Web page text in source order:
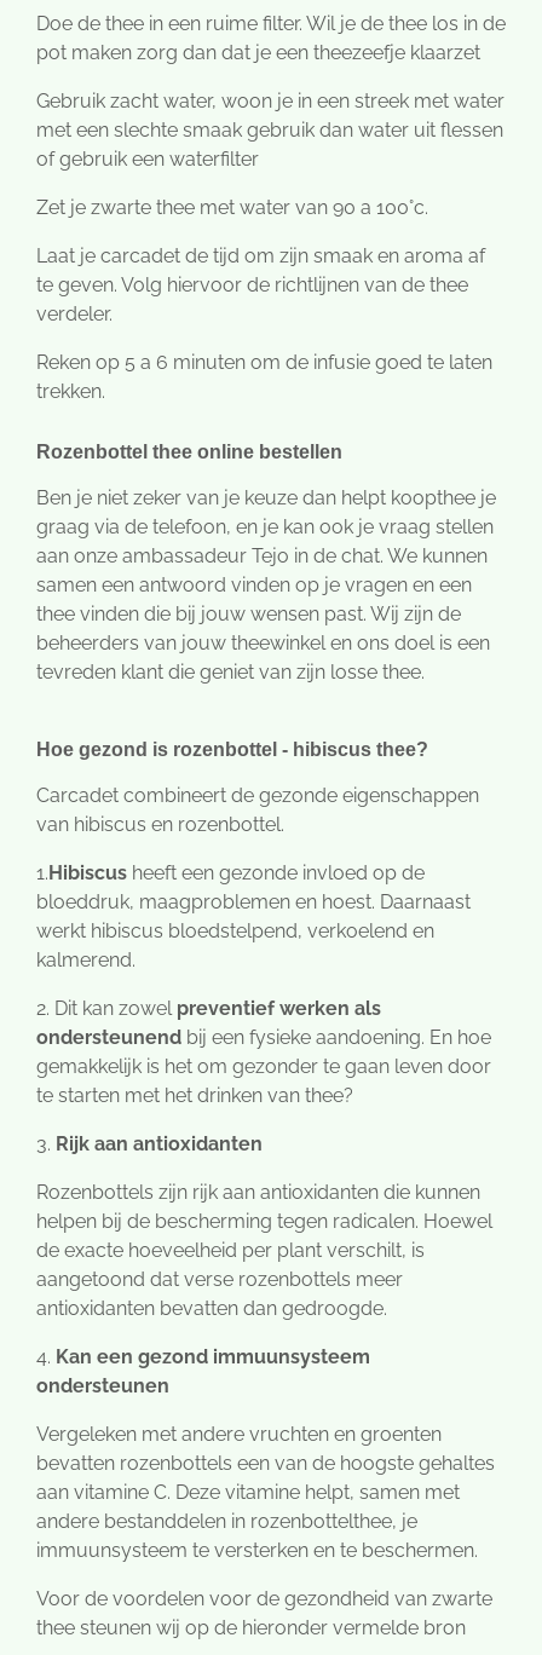
Doe de thee in een ruime filter. Wil je de thee los in de
pot maken zorg dan dat je een theezeefje klaarzet
Gebruik zacht water, woon je in een streek met water
met een slechte smaak gebruik dan water uit flessen
of gebruik een waterfilter
Zet je zwarte thee met water van 90 a 100°c.
Laat je carcadet de tijd om zijn smaak en aroma af
te geven. Volg hiervoor de richtlijnen van de thee
verdeler.
Reken op 5 a 6 minuten om de infusie goed te laten
trekken.
Rozenbottel thee online bestellen
Ben je niet zeker van je keuze dan helpt koopthee je
graag via de telefoon, en je kan ook je vraag stellen
aan onze ambassadeur Tejo in de chat. We kunnen
samen een antwoord vinden op je vragen en een
thee vinden die bij jouw wensen past. Wij zijn de
beheerders van jouw theewinkel en ons doel is een
tevreden klant die geniet van zijn losse thee.
Hoe gezond is rozenbottel - hibiscus thee?
Carcadet combineert de gezonde eigenschappen
van hibiscus en rozenbottel.
1. Hibiscus heeft een gezonde invloed op de
bloeddruk, maagproblemen en hoest. Daarnaast
werkt hibiscus bloedstelpend, verkoelend en
kalmerend.
2. Dit kan zowel preventief werken als
ondersteunend bij een fysieke aandoening. En hoe
gemakkelijk is het om gezonder te gaan leven door
te starten met het drinken van thee?
3. Rijk aan antioxidanten
Rozenbottels zijn rijk aan antioxidanten die kunnen
helpen bij de bescherming tegen radicalen. Hoewel
de exacte hoeveelheid per plant verschilt, is
aangetoond dat verse rozenbottels meer
antioxidanten bevatten dan gedroogde.
4. Kan een gezond immuunsysteem
ondersteunen
Vergeleken met andere vruchten en groenten
bevatten rozenbottels een van de hoogste gehaltes
aan vitamine C. Deze vitamine helpt, samen met
andere bestanddelen in rozenbottelthee, je
immuunsysteem te versterken en te beschermen.
Voor de voordelen voor de gezondheid van zwarte
thee steunen wij op de hieronder vermelde bron